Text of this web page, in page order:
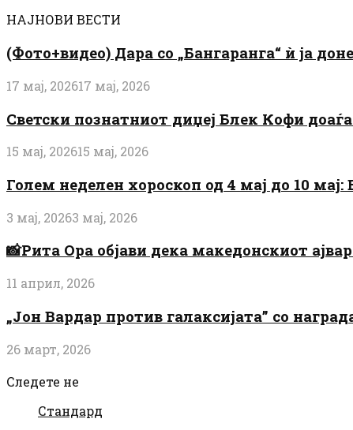
НАЈНОВИ ВЕСТИ
(Фото+видео) Дара со „Бангаранга“ ѝ ја
17 мај, 202617 мај, 2026
Светски познатниот диџеј Блек Кофи доаѓа
15 мај, 202615 мај, 2026
Голем неделен хороскоп од 4 мај до 10
3 мај, 20263 мај, 2026
📸Рита Ора објави дека македонскиот
11 април, 2026
„Јон Вардар против галаксијата” со
26 март, 2026
Следете не
Стандард